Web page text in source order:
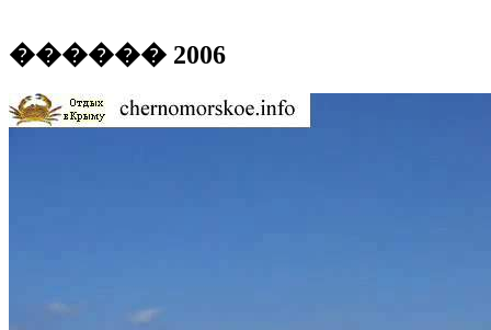
������ 2006